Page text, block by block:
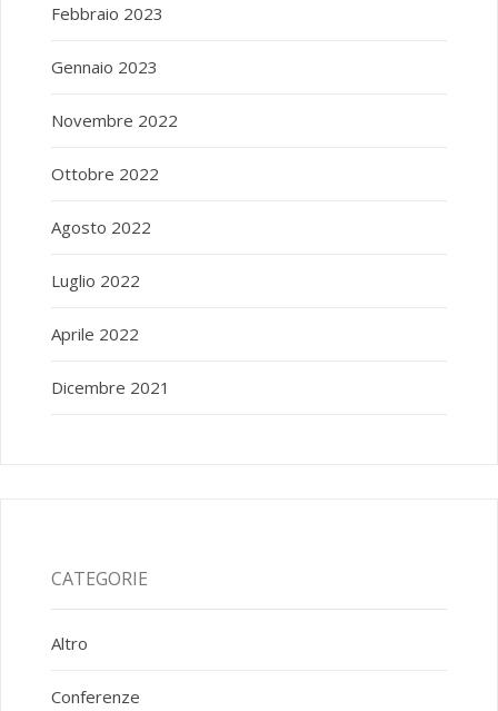
Febbraio 2023
Gennaio 2023
Novembre 2022
Ottobre 2022
Agosto 2022
Luglio 2022
Aprile 2022
Dicembre 2021
CATEGORIE
Altro
Conferenze